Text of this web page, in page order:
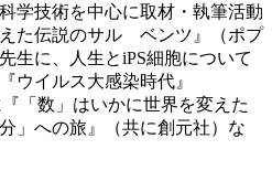
学技術を中心に取材・執筆活動
た伝説のサル ベンツ』（ポプ
生に、人生とiPS細胞について
ウイルス大感染時代』
「数」はいかに世界を変えた
」への旅』（共に創元社）な